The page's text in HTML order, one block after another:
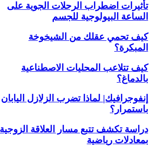
تأثيرات اضطراب الرحلات الجوية على
الساعة البيولوجية للجسم
كيف تحمي عقلك من الشيخوخة
المبكرة؟
كيف تتلاعب المحليات الاصطناعية
بالدماغ؟
إنفوجرافيك| لماذا تضرب الزلازل اليابان
باستمرار؟
دراسة تكشف تتبع مسار العلاقة الزوجية
بمعادلات رياضية